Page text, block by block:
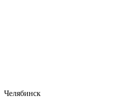
Челябинск